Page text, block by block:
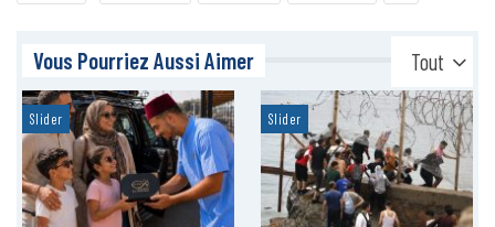
Tout
Vous Pourriez Aussi Aimer
Slider Slider